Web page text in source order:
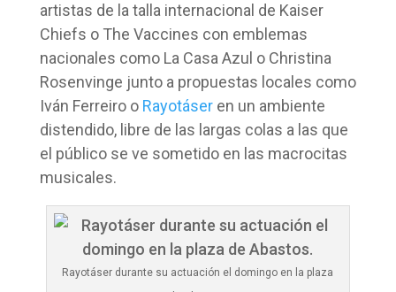
artistas de la talla internacional de Kaiser
Chiefs o The Vaccines con emblemas
nacionales como La Casa Azul o Christina
Rosenvinge junto a propuestas locales como
Iván Ferreiro o Rayotáser en un ambiente
distendido, libre de las largas colas a las que
el público se ve sometido en las macrocitas
musicales.
Rayotáser durante su actuación el domingo en la plaza